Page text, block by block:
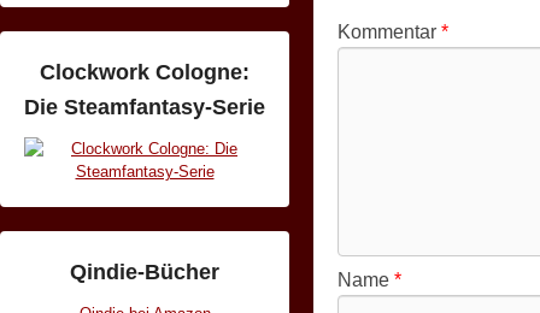
Kommentar *
Name *
Clockwork Cologne:
Die Steamfantasy-Serie
Qindie-Bücher